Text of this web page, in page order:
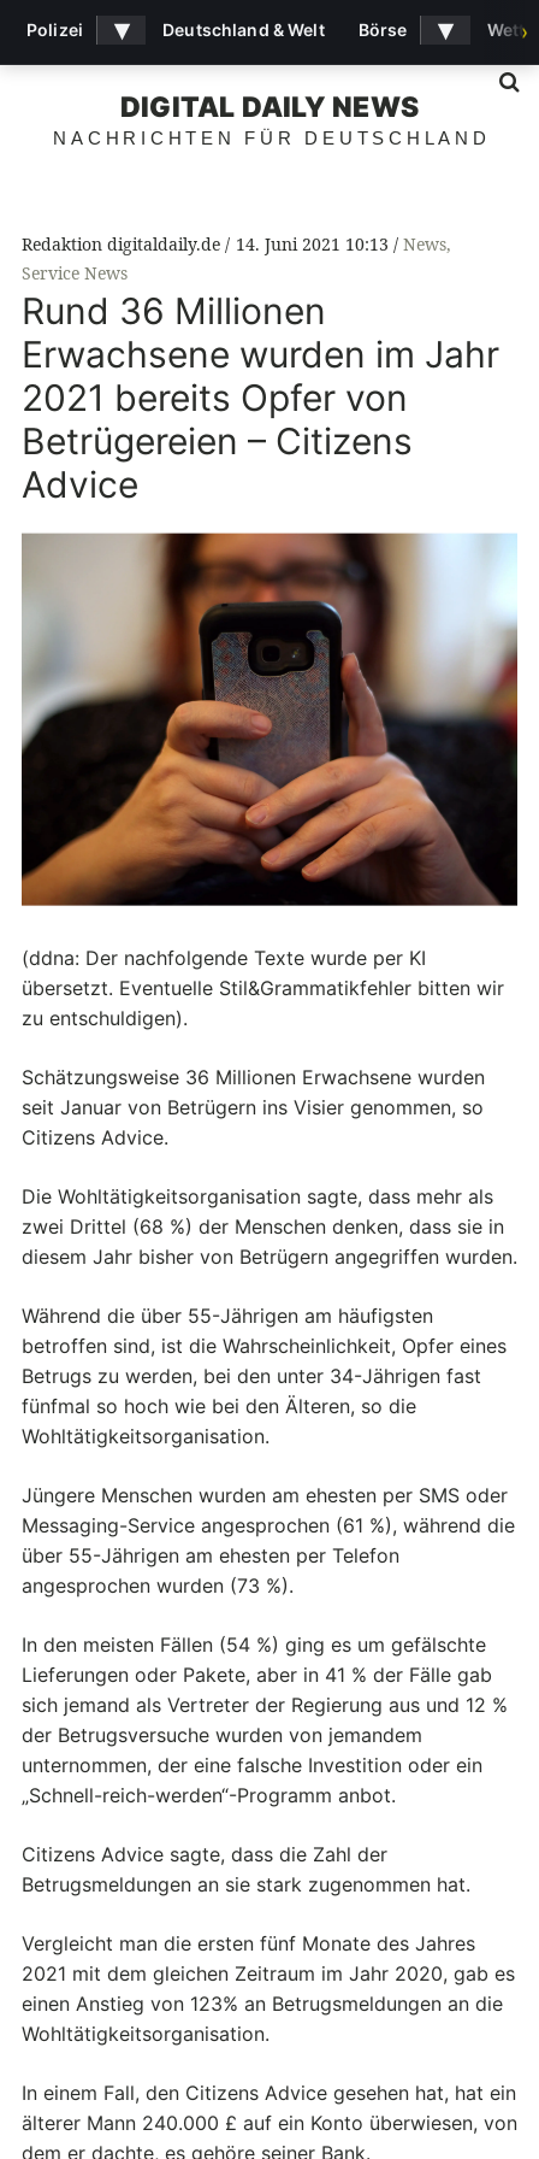
DIGITAL DAILY NEWS
NACHRICHTEN FÜR DEUTSCHLAND
Redaktion digitaldaily.de 14. Juni 2021 10:13 News,
Service News
Rund 36 Millionen
Erwachsene wurden im Jahr
2021 bereits Opfer von
Betrügereien – Citizens
Advice
(ddna: Der nachfolgende Texte wurde per KI
übersetzt. Eventuelle Stil&Grammatikfehler bitten wir
zu entschuldigen).
Schätzungsweise 36 Millionen Erwachsene wurden
seit Januar von Betrügern ins Visier genommen, so
Citizens Advice.
Die Wohltätigkeitsorganisation sagte, dass mehr als
zwei Drittel (68 %) der Menschen denken, dass sie in
diesem Jahr bisher von Betrügern angegriffen wurden.
Während die über 55-Jährigen am häufigsten
betroffen sind, ist die Wahrscheinlichkeit, Opfer eines
Betrugs zu werden, bei den unter 34-Jährigen fast
fünfmal so hoch wie bei den Älteren, so die
Wohltätigkeitsorganisation.
Jüngere Menschen wurden am ehesten per SMS oder
Messaging-Service angesprochen (61 %), während die
über 55-Jährigen am ehesten per Telefon
angesprochen wurden (73 %).
In den meisten Fällen (54 %) ging es um gefälschte
Lieferungen oder Pakete, aber in 41 % der Fälle gab
sich jemand als Vertreter der Regierung aus und 12 %
der Betrugsversuche wurden von jemandem
unternommen, der eine falsche Investition oder ein
„Schnell-reich-werden“-Programm anbot.
Citizens Advice sagte, dass die Zahl der
Betrugsmeldungen an sie stark zugenommen hat.
Vergleicht man die ersten fünf Monate des Jahres
2021 mit dem gleichen Zeitraum im Jahr 2020, gab es
einen Anstieg von 123% an Betrugsmeldungen an die
Wohltätigkeitsorganisation.
In einem Fall, den Citizens Advice gesehen hat, hat ein
älterer Mann 240.000 £ auf ein Konto überwiesen, von
dem er dachte, es gehöre seiner Bank.
Polizei ▾ Deutschland & Welt Börse ▾ ›